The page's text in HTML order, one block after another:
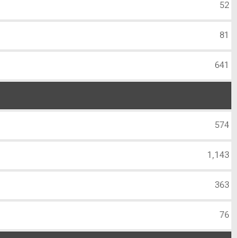
52
81
641
574
1,143
363
76